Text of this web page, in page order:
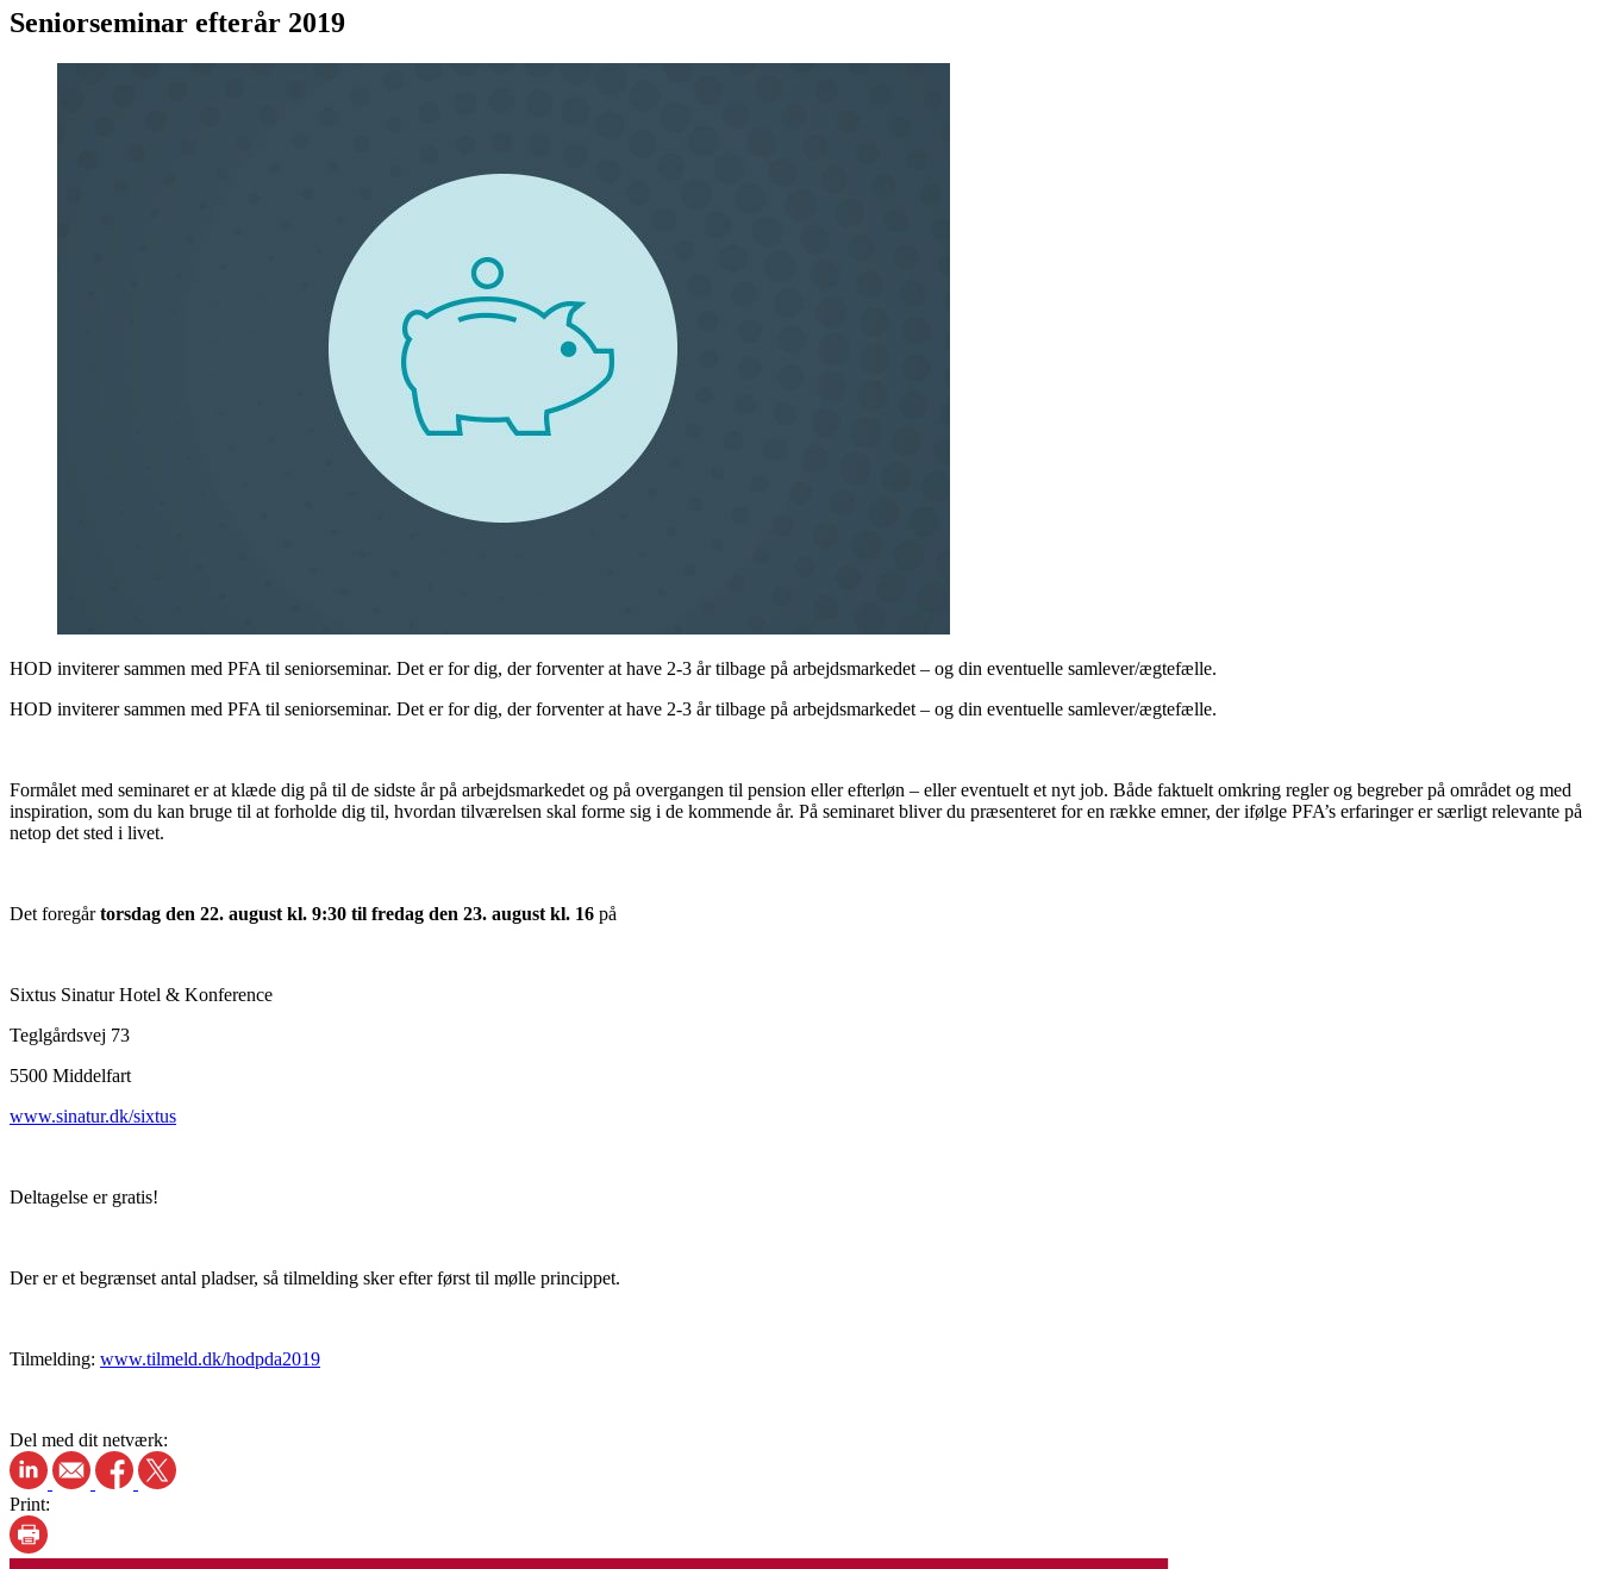
Seniorseminar efterår 2019
HOD inviterer sammen med PFA til seniorseminar. Det er for dig, der forventer at have 2-3 år tilbage på arbejdsmarkedet – og din eventuelle samlever/ægtefælle.
HOD inviterer sammen med PFA til seniorseminar. Det er for dig, der forventer at have 2-3 år tilbage på arbejdsmarkedet – og din eventuelle samlever/ægtefælle.
Formålet med seminaret er at klæde dig på til de sidste år på arbejdsmarkedet og på overgangen til pension eller efterløn – eller eventuelt et nyt job. Både faktuelt omkring regler og begreber på området og med
inspiration, som du kan bruge til at forholde dig til, hvordan tilværelsen skal forme sig i de kommende år. På seminaret bliver du præsenteret for en række emner, der ifølge PFA’s erfaringer er særligt relevante på
netop det sted i livet.
Det foregårtorsdag den 22. august kl. 9:30 til fredag den 23. august kl. 16 på
Sixtus Sinatur Hotel & Konference
Teglgårdsvej 73
5500 Middelfart
www.sinatur.dk/sixtus
Deltagelse er gratis!
Der er et begrænset antal pladser, så tilmelding sker efter først til mølle princippet.
Tilmelding: www.tilmeld.dk/hodpda2019
Del med dit netværk:
Print: